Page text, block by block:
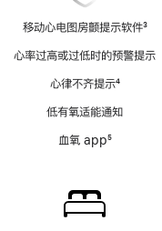
移动心电图房颤提示软件
注
3
心率过高或过低时的预警提示
心律不齐提示
注
4
低有氧适能通知
血氧 app5